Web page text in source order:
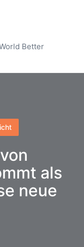
Better
als
neue